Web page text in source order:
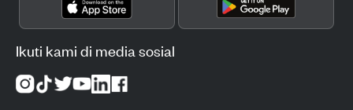
Ikuti kami di media sosial